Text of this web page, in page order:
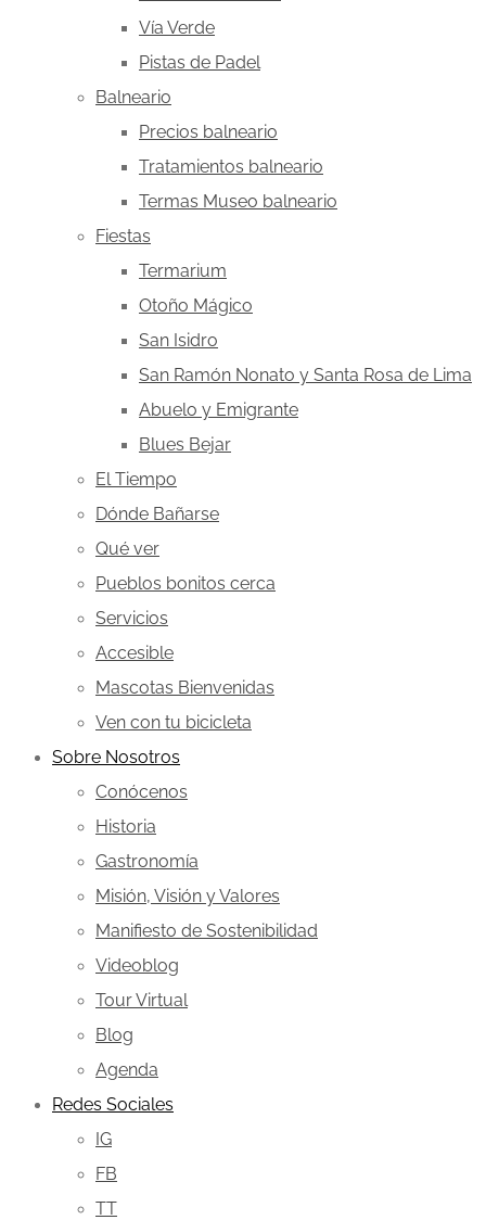
Vía Verde
Pistas de Padel
Balneario
Precios balneario
Tratamientos balneario
Termas Museo balneario
Fiestas
Termarium
Otoño Mágico
San Isidro
San Ramón Nonato y Santa Rosa de Lima
Abuelo y Emigrante
Blues Bejar
El Tiempo
Dónde Bañarse
Qué ver
Pueblos bonitos cerca
Servicios
Accesible
Mascotas Bienvenidas
Ven con tu bicicleta
Sobre Nosotros
Conócenos
Historia
Gastronomía
Misión, Visión y Valores
Manifiesto de Sostenibilidad
Videoblog
Tour Virtual
Blog
Agenda
Redes Sociales
IG
FB
TT